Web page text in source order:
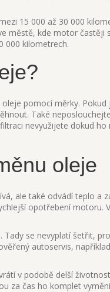
15 000 až 30 000
městě, kde motor častěji
000 kilometrech.
pomocí měrky.
Také
nevyužijete dokud ho
oleje
ale také odvádí teplo a
opotřebení motoru.
Tady se nevyplatí šetřit,
autoservis,
v podobě delší
za čas ho komplet